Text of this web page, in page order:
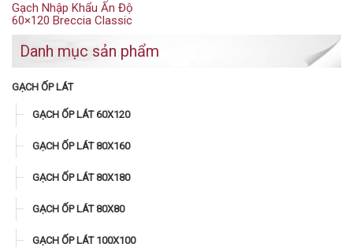
Gạch Nhập Khẩu Ấn Độ
60×120 Breccia Classic
Danh mục sản phẩm
GẠCH ỐP LÁT
GẠCH ỐP LÁT 60X120
GẠCH ỐP LÁT 80X160
GẠCH ỐP LÁT 80X180
GẠCH ỐP LÁT 80X80
GẠCH ỐP LÁT 100X100